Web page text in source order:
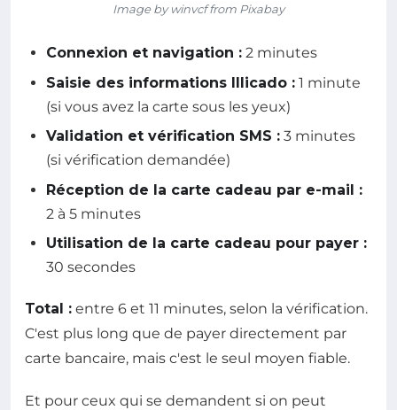
Image by winvcf from Pixabay
Connexion et navigation : 2 minutes
Saisie des informations Illicado : 1 minute
(si vous avez la carte sous les yeux)
Validation et vérification SMS : 3 minutes
(si vérification demandée)
Réception de la carte cadeau par e-mail :
2 à 5 minutes
Utilisation de la carte cadeau pour payer :
30 secondes
Total : entre 6 et 11 minutes, selon la vérification.
C'est plus long que de payer directement par
carte bancaire, mais c'est le seul moyen fiable.
Et pour ceux qui se demandent si on peut